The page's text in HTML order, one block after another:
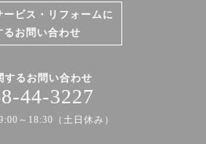
ービス・リフォームに
るお問い合わせ
するお問い合わせ
44-3227
～18:30（土日休み）